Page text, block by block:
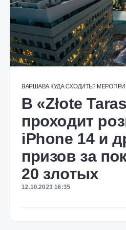
ВАРШАВА КУДА СХОДИТЬ?
В «Złote
проходит
iPhone 14 и
призов за
20 злотых
12.10.2023 16:35